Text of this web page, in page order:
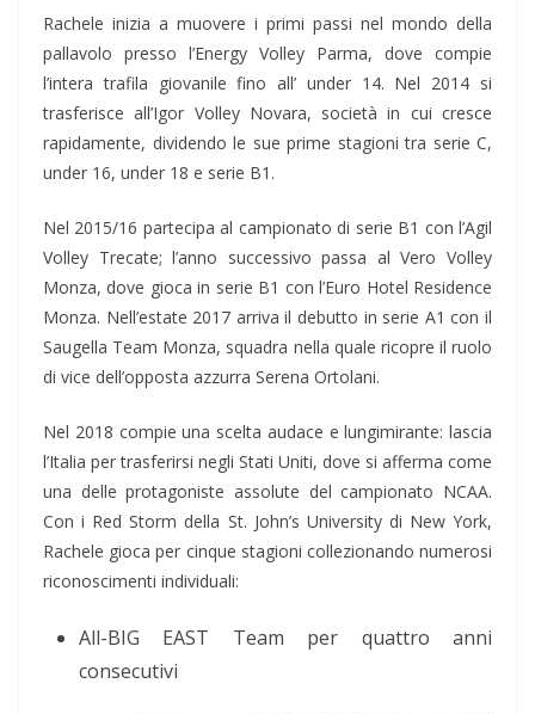
Rachele inizia a muovere i primi passi nel mondo della
pallavolo presso l’Energy Volley Parma, dove compie
l’intera trafila giovanile fino all’ under 14. Nel 2014 si
trasferisce all’Igor Volley Novara, società in cui cresce
rapidamente, dividendo le sue prime stagioni tra serie C,
under 16, under 18 e serie B1.
Nel 2015/16 partecipa al campionato di serie B1 con l’Agil
Volley Trecate; l’anno successivo passa al Vero Volley
Monza, dove gioca in serie B1 con l’Euro Hotel Residence
Monza. Nell’estate 2017 arriva il debutto in serie A1 con il
Saugella Team Monza, squadra nella quale ricopre il ruolo
di vice dell’opposta azzurra Serena Ortolani.
Nel 2018 compie una scelta audace e lungimirante: lascia
l’Italia per trasferirsi negli Stati Uniti, dove si afferma come
una delle protagoniste assolute del campionato NCAA.
Con i Red Storm della St. John’s University di New York,
Rachele gioca per cinque stagioni collezionando numerosi
riconoscimenti individuali:
All-BIG EAST Team per quattro anni
consecutivi